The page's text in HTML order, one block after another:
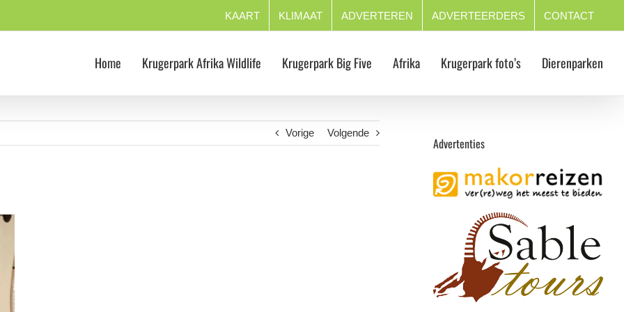
KAART KLIMAAT ADVERTEREN ADVERTEERDERS CONTACT
Home Krugerpark Afrika Wildlife Krugerpark Big Five Afrika Krugerpark foto’s Dierenparken
Vorige Volgende
Advertenties